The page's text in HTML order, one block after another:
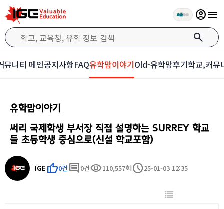
search
account_circlemenu
뮤니티 메인공지사항FAQ유학맘이야기Old-유학맘후기학교,커뮤
유학맘이야기
써리 국제학생 부서장 직접 설명하는 SURREY 학교
들 초등학생 중심으로(신설 학교포함)
IGE thumb_up0건 comment 0건visibility110,557회 schedule25-01-03 12:35